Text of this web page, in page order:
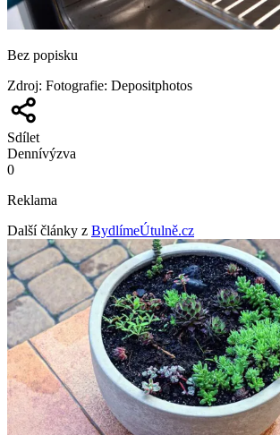
Bez popisku
Zdroj: Fotografie: Depositphotos
Sdílet
Dennívýzva
0
Reklama
Další články z BydlímeÚtulně.cz